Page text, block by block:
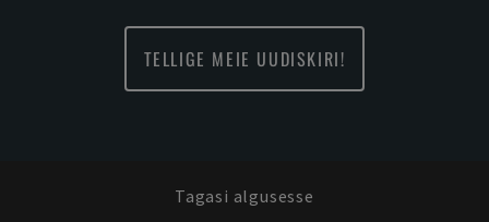
TELLIGE MEIE UUDISKIRI!
Tagasi algusesse